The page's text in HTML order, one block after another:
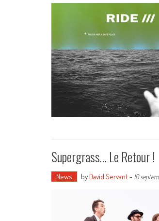
Supergrass… Le Retour !
News by David Servant- 10